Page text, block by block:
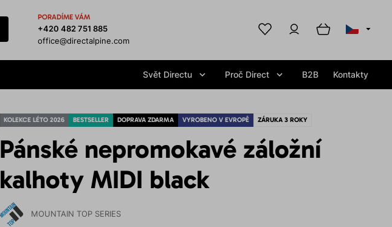
PORADÍME VÁM
+420 482 751 885
office@directalpine.com
Svět Directu Proč Direct B2B Kontakty
KOLEKCE LÉTO 2026 BESTSELLER DOPRAVA ZDARMA VYROBENO V EVROPĚ ZÁRUKA 3 ROKY
Pánské nepromokavé záložní
kalhoty MIDI black
MOUNTAIN TOP SERIES